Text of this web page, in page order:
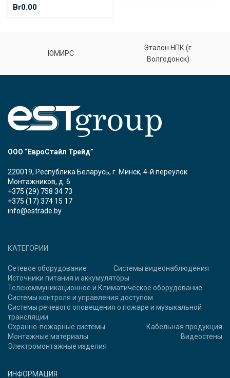
Br0.00
ЮМИРС
Эталон НПК (г.
Волгодонск)
ООО “ЕвроСтайл Трейд”
220019, Республика Беларусь, г. Минск, 4-й переулок
Монтажников, д. 6
+375 (29) 758 34 73
+375 (17) 374 15 17
info@estrade.by
КАТЕГОРИИ
Сетевое оборудование
Системы видеонаблюдения
Источники питания и аккумуляторы
Телекоммуникационное и Климатическое оборудование
Системы контроля и управления доступом
Системы речевого оповещения о пожаре и музыкальной
трансляции
Охранно-пожарные системы
Кабельная продукция
Монтажные материалы
Видеостены
Электромонтажные изделия
ИНФОРМАЦИЯ